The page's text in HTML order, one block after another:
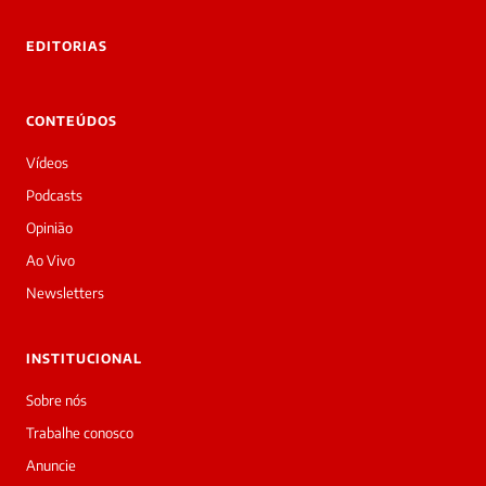
Bom
dia!
Sou
a
daqui
do
Prime.
Vitoria
Maximo
acabou
de
cobrir
EDITORIAS
CONTEÚDOS
Vídeos
Podcasts
Opinião
Ao Vivo
Newsletters
INSTITUCIONAL
Sobre nós
Trabalhe conosco
Anuncie